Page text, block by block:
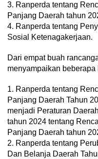
3. Ranperda tentang
Panjang Daerah tahun
4. Ranperda tentang
Sosial Ketenagakerjaan.
Dari empat buah
menyampaikan beberapa
1. Ranperda tentang
Panjang Daerah Tahun
menjadi Peraturan
tahun 2024 tentang
Panjang Daerah tahun
2. Ranperda tentang
Dan Belanja Daerah